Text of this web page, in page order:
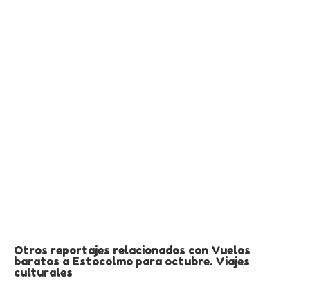
Otros reportajes relacionados con Vuelos
baratos a Estocolmo para octubre. Viajes
culturales